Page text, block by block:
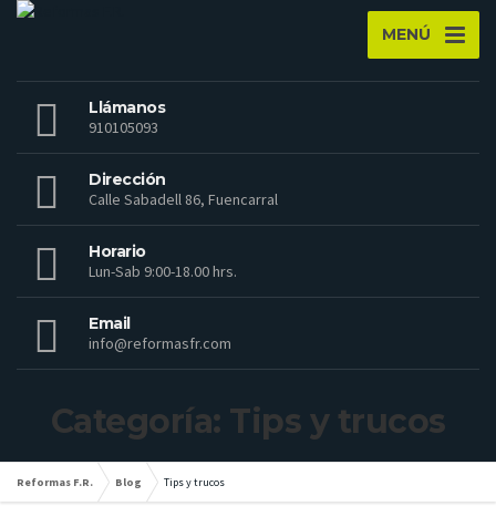
MENÚ
Llámanos
910105093
Dirección
Calle Sabadell 86, Fuencarral
Horario
Lun-Sab 9:00-18.00 hrs.
Email
info@reformasfr.com
Categoría: Tips y trucos
Reformas F.R. Blog Tips y trucos